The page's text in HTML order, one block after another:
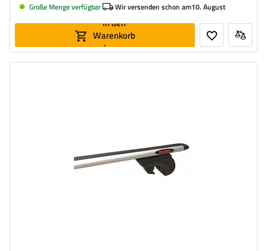
Große Menge verfügbar Wir versenden schon am10. August
In den
Warenkorb
legen